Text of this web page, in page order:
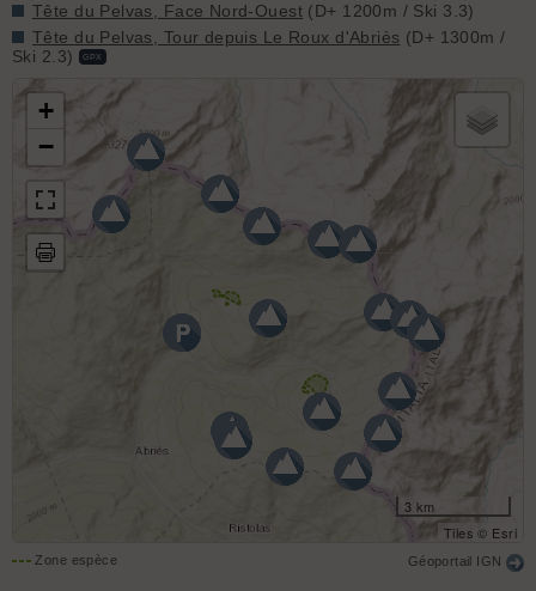
Tête du Pelvas, Face Nord-Ouest (D+ 1200m / Ski 3.3)
Tête du Pelvas, Tour depuis Le Roux d'Abriès (D+ 1300m /
Ski 2.3)
GPX
+
−
3 km
Tiles © Esri
Zone espèce Géoportail IGN